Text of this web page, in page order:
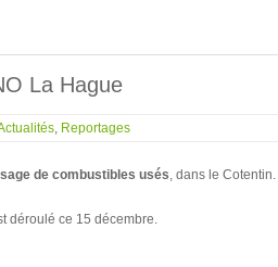
La Hague
, Reportages
de combustibles usés, dans le Cotentin.
déroulé ce 15 décembre.